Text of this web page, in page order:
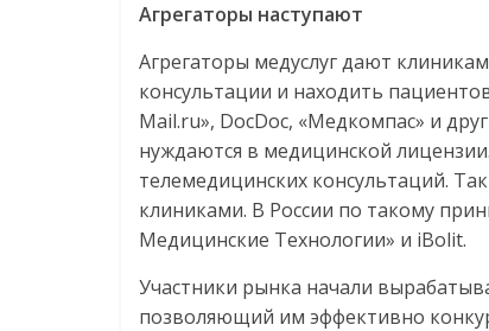
Агрегаторы наступают
Агрегаторы медуслуг дают
консультации и находить
Mail.ru», DocDoc, «Медкомпас» и
нуждаются в медицинской
телемедицинских консультаций.
клиниками. В России по такому
Медицинские Технологии» и iBolit.
Участники рынка начали
позволяющий им эффективно